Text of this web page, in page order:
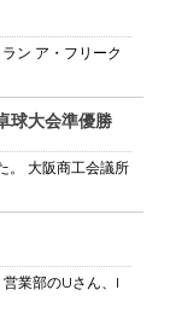
ン ア・フリーク
球大会準優勝
。 大阪商工会議所
業部のUさん、I